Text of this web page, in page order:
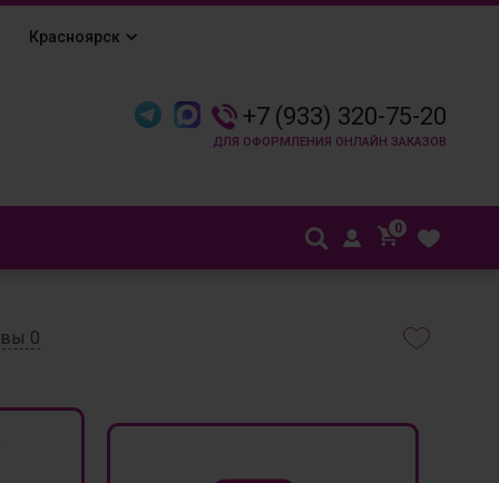
0
Красноярск
+7 (933) 320-75-20
0